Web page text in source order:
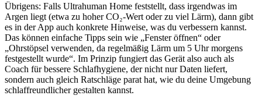
Übrigens: Falls Ultrahuman Home feststellt, dass irgendwas im
Argen liegt (etwa zu hoher CO₂-Wert oder zu viel Lärm), dann gibt
es in der App auch konkrete Hinweise, was du verbessern kannst.
Das können einfache Tipps sein wie „Fenster öffnen“ oder
„Ohrstöpsel verwenden, da regelmäßig Lärm um 5 Uhr morgens
festgestellt wurde“. Im Prinzip fungiert das Gerät also auch als
Coach für bessere Schlafhygiene, der nicht nur Daten liefert,
sondern auch gleich Ratschläge parat hat, wie du deine Umgebung
schlaffreundlicher gestalten kannst.